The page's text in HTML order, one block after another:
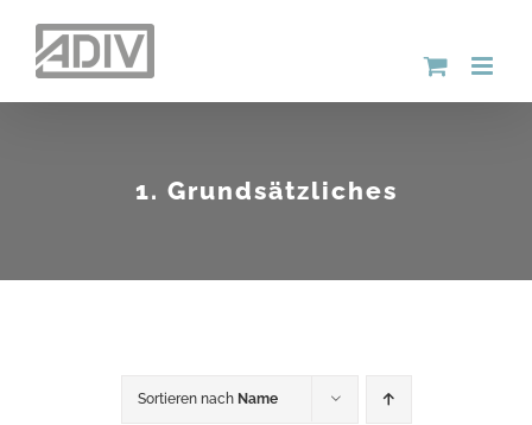
Inhalt
1. Grundsätzliches
Sortieren nach Name